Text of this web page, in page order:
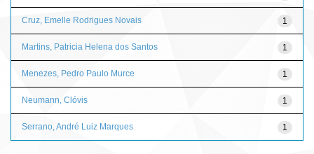
1
Cruz, Emelle Rodrigues Novais
1
Martins, Patricia Helena dos Santos
1
Menezes, Pedro Paulo Murce
1
Neumann, Clóvis
1
Serrano, André Luiz Marques